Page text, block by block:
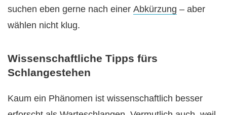
suchen eben gerne nach einer Abkürzung – aber
wählen nicht klug.
Wissenschaftliche Tipps fürs
Schlangestehen
Kaum ein Phänomen ist wissenschaftlich besser